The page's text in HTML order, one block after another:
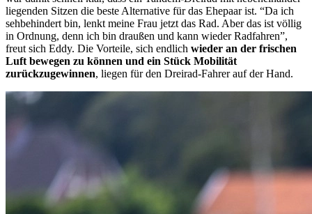
liegenden Sitzen die beste Alternative für das Ehepaar ist. “Da ich
sehbehindert bin, lenkt meine Frau jetzt das Rad. Aber das ist völlig
in Ordnung, denn ich bin draußen und kann wieder Radfahren”,
freut sich Eddy. Die Vorteile, sich endlich wieder an der frischen
Luft bewegen zu können und ein Stück Mobilität
zurückzugewinnen, liegen für den Dreirad-Fahrer auf der Hand.